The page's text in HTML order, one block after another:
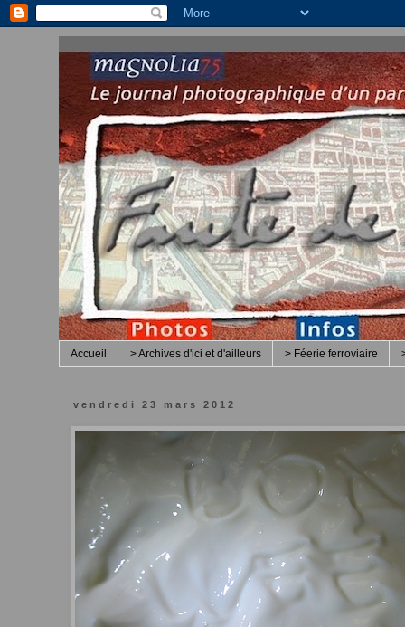
Accueil > Archives d'ici et d'ailleurs > Féerie ferroviaire
vendredi 23 mars 2012